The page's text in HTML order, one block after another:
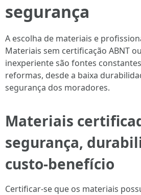
segurança
A escolha de materiais e
Materiais sem certificação ABNT
inexperiente são fontes
reformas, desde a baixa
segurança dos moradores.
Materiais
segurança,
custo-benefício
Certificar-se que os materiais